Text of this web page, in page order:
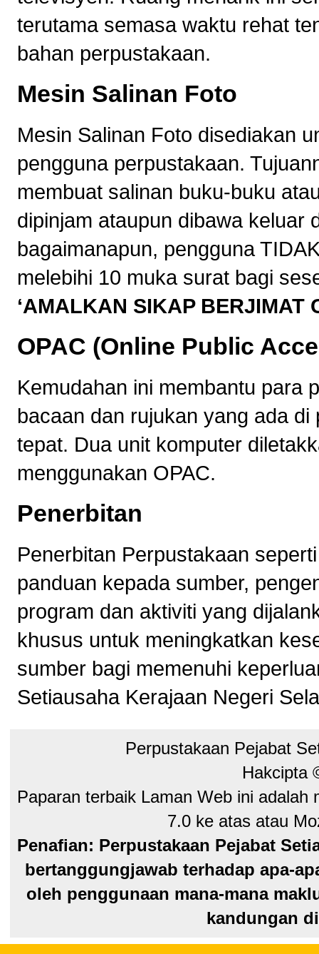
terutama semasa waktu rehat
bahan perpustakaan.
Mesin Salinan Foto
Mesin Salinan Foto disediakan
pengguna perpustakaan.
membuat salinan buku-buku
dipinjam ataupun dibawa keluar
bagaimanapun, pengguna
melebihi 10 muka surat bagi
‘AMALKAN SIKAP BERJIMAT
OPAC (Online Public
Kemudahan ini membantu para
bacaan dan rujukan yang ada
tepat. Dua unit komputer
menggunakan OPAC.
Penerbitan
Penerbitan Perpustakaan
panduan kepada sumber,
program dan aktiviti yang
khusus untuk meningkatkan
sumber bagi memenuhi
Setiausaha Kerajaan Negeri
Perpustakaan Pejabat
Hakcipta
Paparan terbaik Laman Web ini
7.0 ke atas atau
Penafian: Perpustakaan Pejabat
bertanggungjawab terhadap apa-
oleh penggunaan mana-mana
kandungan